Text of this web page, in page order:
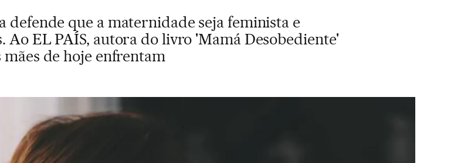
defende que a maternidade seja feminista e
Ao EL PAÍS, autora do livro 'Mamá Desobediente'
mães de hoje enfrentam